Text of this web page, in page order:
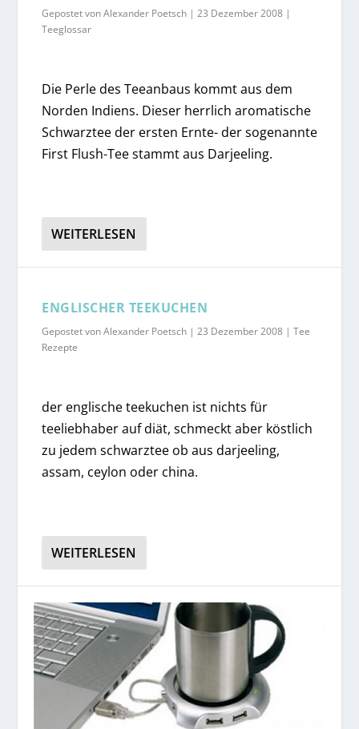
Gepostet vonAlexander Poetsch |23 Dezember 2008 |
Teeglossar
Die Perle des Teeanbaus kommt aus dem
Norden Indiens. Dieser herrlich aromatische
Schwarztee der ersten Ernte- der sogenannte
First Flush-Tee stammt aus Darjeeling.
WEITERLESEN
ENGLISCHER TEEKUCHEN
Gepostet vonAlexander Poetsch |23 Dezember 2008 |Tee
Rezepte
der englische teekuchen ist nichts für
teeliebhaber auf diät, schmeckt aber köstlich
zu jedem schwarztee ob aus darjeeling,
assam, ceylon oder china.
WEITERLESEN